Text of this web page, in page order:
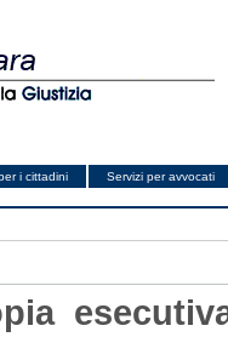
i cittadini
Servizi per avvocati